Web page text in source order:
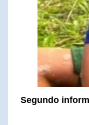
Segundo